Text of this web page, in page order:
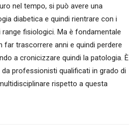
nel tempo, si può avere una
diabetica e quindi rientrare con i
range fisiologici. Ma è fondamentale
far trascorrere anni e quindi perdere
a cronicizzare quindi la patologia. È
professionisti qualificati in grado di
rispetto a questa